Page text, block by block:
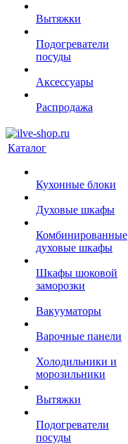
Вытяжки
Подогреватели
посуды
Аксессуары
Распродажа
Каталог
Кухонные блоки
Духовые шкафы
Комбинированные
духовые шкафы
Шкафы шоковой
заморозки
Вакууматоры
Варочные панели
Холодильники и
морозильники
Вытяжки
Подогреватели
посуды